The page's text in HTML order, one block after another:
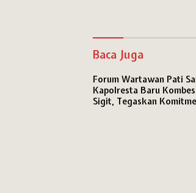
Baca Juga
Forum Wartawan Pati
Kapolresta Baru
Sigit, Tegaskan